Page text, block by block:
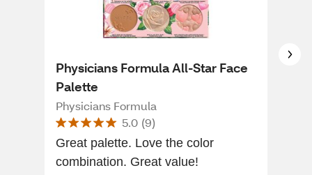
Physicians Formula All-Star Face
Palette
Physicians Formula
5.0 (9)
Great palette. Love the color
combination. Great value!